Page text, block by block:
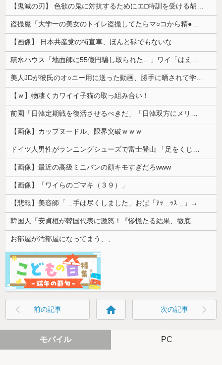
【画像】 日本共産党の街宣車、ほんと碌でもないな
【ｗ】物凄くカワイイ子猫の取っ組み合い！
【画像】カップヌードル、限界突破ｗｗｗ
【画像】最近の高級ミニバンの顔キモすぎだろwww
【画像】「ワイらのゴマキ（３９）」
【悲報】美容師「…手は尽くしました」おば「ｱｯ…ｯｽ…」→
お部屋が汚部屋になってまう、、
前の記事 home 次の記事
モバイル PC